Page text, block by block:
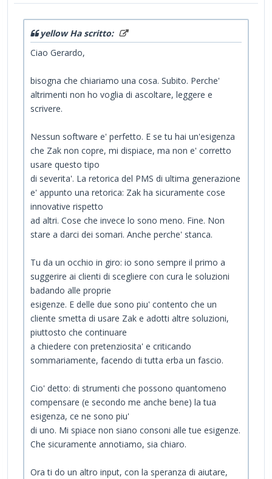
yellow Ha scritto:
Ciao Gerardo,
bisogna che chiariamo una cosa. Subito. Perche'
altrimenti non ho voglia di ascoltare, leggere e
scrivere.
Nessun software e' perfetto. E se tu hai un'esigenza
che Zak non copre, mi dispiace, ma non e' corretto
usare questo tipo
di severita'. La retorica del PMS di ultima generazione
e' appunto una retorica: Zak ha sicuramente cose
innovative rispetto
ad altri. Cose che invece lo sono meno. Fine. Non
stare a darci dei somari. Anche perche' stanca.
Tu da un occhio in giro: io sono sempre il primo a
suggerire ai clienti di scegliere con cura le soluzioni
badando alle proprie
esigenze. E delle due sono piu' contento che un
cliente smetta di usare Zak e adotti altre soluzioni,
piuttosto che continuare
a chiedere con pretenziosita' e criticando
sommariamente, facendo di tutta erba un fascio.
Cio' detto: di strumenti che possono quantomeno
compensare (e secondo me anche bene) la tua
esigenza, ce ne sono piu'
di uno. Mi spiace non siano consoni alle tue esigenze.
Che sicuramente annotiamo, sia chiaro.
Ora ti do un altro input, con la speranza di aiutare,